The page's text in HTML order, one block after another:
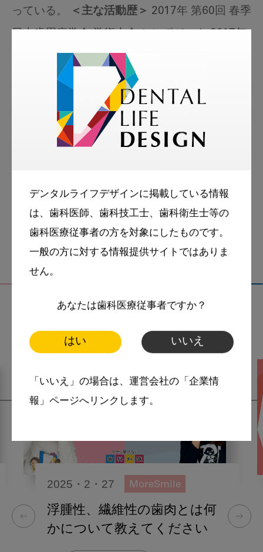
デンタルライフデザインに掲載している情報
は、歯科医師、歯科技工士、歯科衛生士等の
歯科医療従事者の方を対象にしたものです。
一般の方に対する情報提供サイトではありま
せん。
あなたは歯科医療従事者ですか？
はい いいえ
「いいえ」の場合は、運営会社の「企業情
報」ページへリンクします。
っている。
＜主な活動歴＞ 2017年 第60回 春季
中部歯内療法学会 学術大会 基調講演
More Smile
動画 歯科衛生士
2025・2・27 MoreSmile
浮腫性、繊維性の歯肉とは何
かについて教えてください